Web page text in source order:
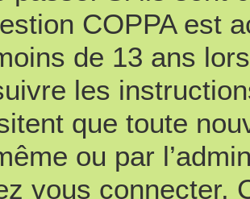
COPPA est
de 13 ans
les
que toute
ou par
vous connecter.